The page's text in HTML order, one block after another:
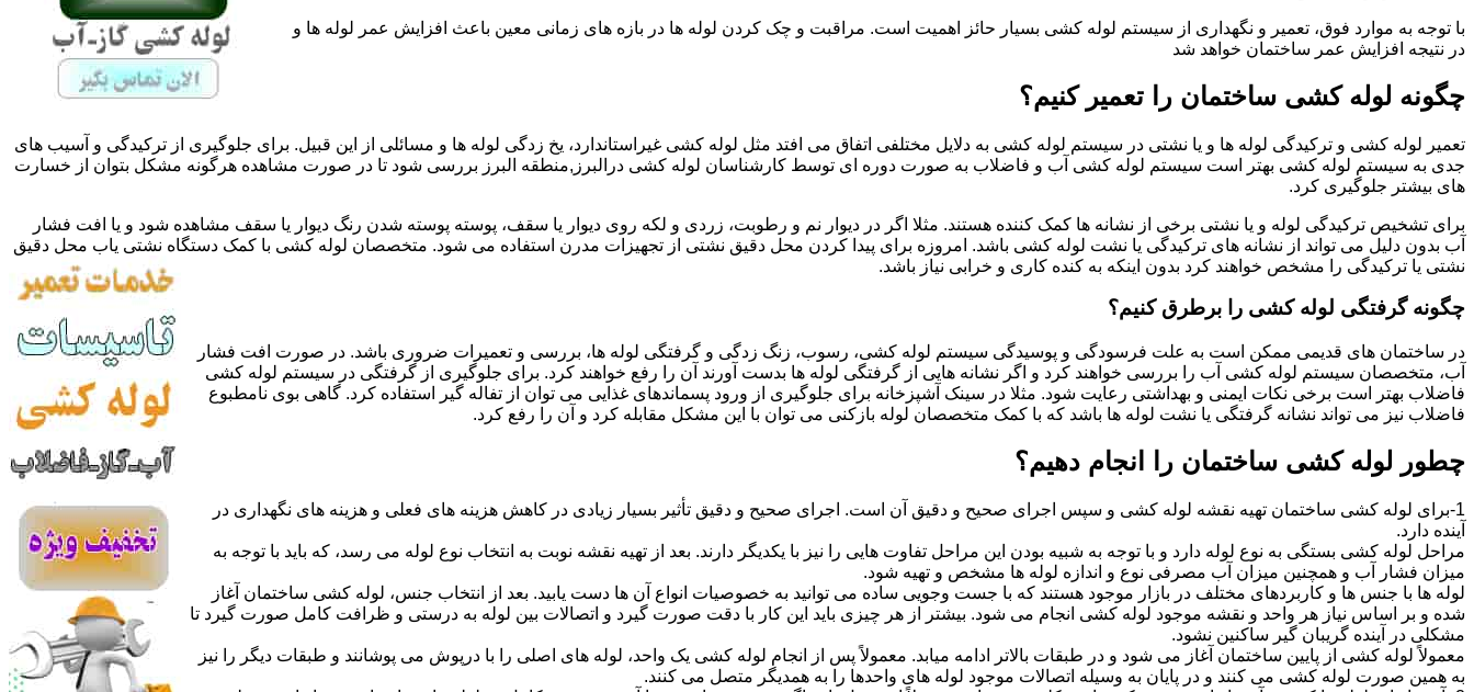
با توجه به موارد فوق، تعمیر و نگهداری از سیستم لوله کشی بسیار حائز اهمیت است. مراقبت و چک کردن لوله ها در بازه های زمانی معین باعث افزایش عمر لوله ها و
در نتیجه افزایش عمر ساختمان خواهد شد
چگونه لوله کشی ساختمان را تعمیر کنیم؟
تعمیر لوله کشی و ترکیدگی لوله ها و یا نشتی در سیستم لوله کشی به دلایل مختلفی اتفاق می افتد مثل لوله کشی غیراستاندارد، یخ زدگی لوله ها و مسائلی از این قبیل. برای جلوگیری از ترکیدگی و آسیب های
جدی به سیستم لوله کشی بهتر است سیستم لوله کشی آب و فاضلاب به صورت دوره ای توسط کارشناسان لوله کشی درالبرز,منطقه البرز بررسی شود تا در صورت مشاهده هرگونه مشکل بتوان از خسارت
های بیشتر جلوگیری کرد.
برای تشخیص ترکیدگی لوله و یا نشتی برخی از نشانه ها کمک کننده هستند. مثلا اگر در دیوار نم و رطوبت، زردی و لکه روی دیوار یا سقف، پوسته پوسته شدن رنگ دیوار یا سقف مشاهده شود و یا افت فشار
آب بدون دلیل می تواند از نشانه های ترکیدگی یا نشت لوله کشی باشد. امروزه برای پیدا کردن محل دقیق نشتی از تجهیزات مدرن استفاده می شود. متخصصان لوله کشی با کمک دستگاه نشتی یاب محل دقیق
نشتی یا ترکیدگی را مشخص خواهند کرد بدون اینکه به کنده کاری و خرابی نیاز باشد.
چگونه گرفتگی لوله کشی را برطرق کنیم؟
در ساختمان های قدیمی ممکن است به علت فرسودگی و پوسیدگی سیستم لوله کشی، رسوب، زنگ زدگی و گرفتگی لوله ها، بررسی و تعمیرات ضروری باشد. در صورت افت فشار
آب، متخصصان سیستم لوله کشی آب را بررسی خواهند کرد و اگر نشانه هایی از گرفتگی لوله ها بدست آورند آن را رفع خواهند کرد. برای جلوگیری از گرفتگی در سیستم لوله کشی
فاضلاب بهتر است برخی نکات ایمنی و بهداشتی رعایت شود. مثلا در سینک آشپزخانه برای جلوگیری از ورود پسماندهای غذایی می توان از تفاله گیر استفاده کرد. گاهی بوی نامطبوع
فاضلاب نیز می تواند نشانه گرفتگی یا نشت لوله ها باشد که با کمک متخصصان لوله بازکنی می توان با این مشکل مقابله کرد و آن را رفع کرد.
چطور لوله کشی ساختمان را انجام دهیم؟
1-برای لوله کشی ساختمان تهیه نقشه لوله کشی و سپس اجرای صحیح و دقیق آن است. اجرای صحیح و دقیق تأثیر بسیار زیادی در کاهش هزینه های فعلی و هزینه های نگهداری در
آینده دارد.
مراحل لوله کشی بستگی به نوع لوله دارد و با توجه به شبیه بودن این مراحل تفاوت هایی را نیز با یکدیگر دارند. بعد از تهیه نقشه نوبت به انتخاب نوع لوله می رسد، که باید با توجه به
میزان فشار آب و همچنین میزان آب مصرفی نوع و اندازه لوله ها مشخص و تهیه شود.
لوله ها با جنس ها و کاربردهای مختلف در بازار موجود هستند که با جست وجویی ساده می توانید به خصوصیات انواع آن ها دست یابید. بعد از انتخاب جنس، لوله کشی ساختمان آغاز
شده و بر اساس نیاز هر واحد و نقشه موجود لوله کشی انجام می شود. بیشتر از هر چیزی باید این کار با دقت صورت گیرد و اتصالات بین لوله به درستی و ظرافت کامل صورت گیرد تا
مشکلی در آینده گریبان گیر ساکنین نشود.
معمولاً لوله کشی از پایین ساختمان آغاز می شود و در طبقات بالاتر ادامه میابد. معمولاً پس از انجام لوله کشی یک واحد، لوله های اصلی را با درپوش می پوشانند و طبقات دیگر را نیز
به همین صورت لوله کشی می کنند و در پایان به وسیله اتصالات موجود لوله های واحدها را به همدیگر متصل می کنند.